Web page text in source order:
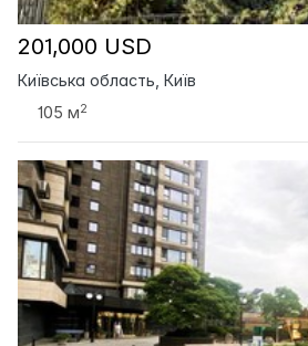
201,000 USD
Київська область, Київ
105 м2